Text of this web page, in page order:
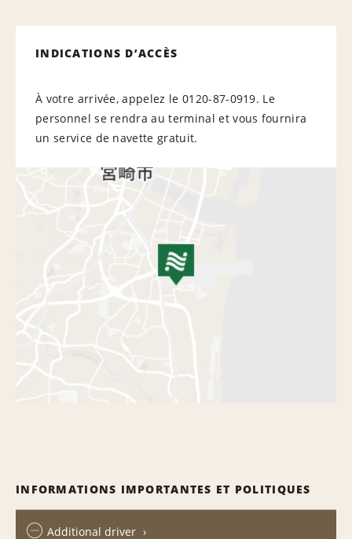
INDICATIONS D’ACCÈS
À votre arrivée, appelez le 0120-87-0919. Le
personnel se rendra au terminal et vous fournira
un service de navette gratuit.
INFORMATIONS IMPORTANTES ET POLITIQUES
Additional driver